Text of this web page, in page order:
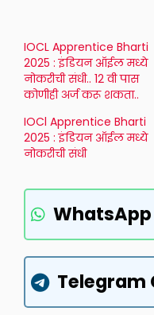
IOCL Apprentice Bharti
2025 : इंडियन ऑईल मध्ये
नोकरीची संधी.. 12 वी पास
कोणीही अर्ज करू शकता..
IOCl Apprentice Bharti
2025 : इंडियन ऑईल मध्ये
नोकरीची संधी
Telegram